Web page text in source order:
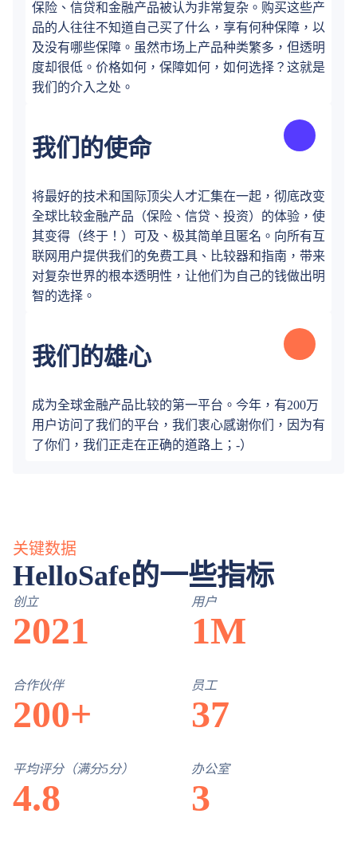
保险、信贷和金融产品被认为非常复杂。购买这些产
品的人往往不知道自己买了什么，享有何种保障，以
及没有哪些保障。虽然市场上产品种类繁多，但透明
度却很低。价格如何，保障如何，如何选择？这就是
我们的介入之处。
我们的使命
将最好的技术和国际顶尖人才汇集在一起，彻底改变
全球比较金融产品（保险、信贷、投资）的体验，使
其变得（终于！）可及、极其简单且匿名。向所有互
联网用户提供我们的免费工具、比较器和指南，带来
对复杂世界的根本透明性，让他们为自己的钱做出明
智的选择。
我们的雄心
成为全球金融产品比较的第一平台。今年，有200万
用户访问了我们的平台，我们衷心感谢你们，因为有
了你们，我们正走在正确的道路上；-）
关键数据
HelloSafe的一些指标
创立
2021
用户
1M
合作伙伴
200+
员工
37
平均评分（满分5分）
4.8
办公室
3